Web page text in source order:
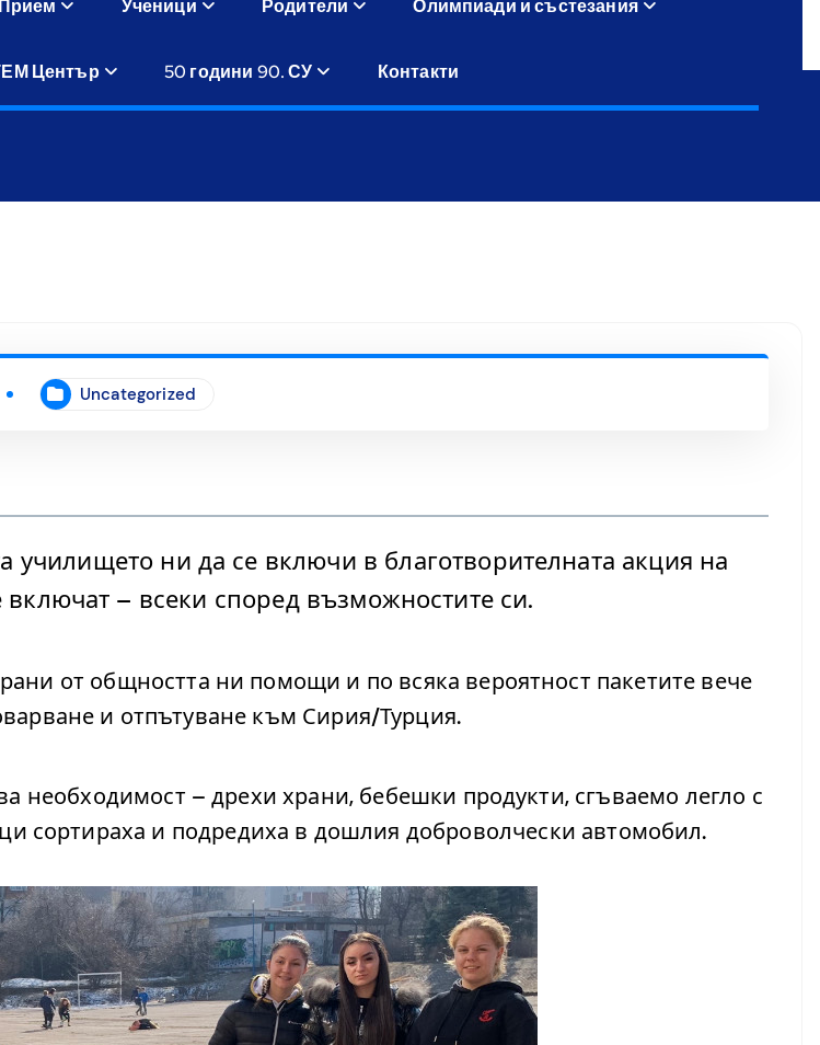
Прием Ученици Родители Олимпиади и състезания
Център 50 години 90. СУ Контакти
Uncategorized
училището ни да се включи в благотворителната акция на
включат – всеки според възможностите си.
от общността ни помощи и по всяка вероятност пакетите вече
и отпътуване към Сирия/Турция.
необходимост – дрехи храни, бебешки продукти, сгъваемо легло с
сортираха и подредиха в дошлия доброволчески автомобил.